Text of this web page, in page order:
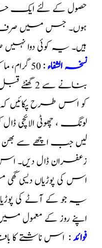
حصول کے لئے ایک
ہوں۔ جس میں
ہیں۔ یہ کوئی دوا
نسخہ الشفاء
: 50
بنانے سے
کو اس طرح پکائیں
لونگ ، چھوٹی
زعفران ڈال دیں۔ اس
اس کی پوڑیاں دیسی
یہ جو کے آٹے کی
اپنے روز کے معمول
فوائد: اس ناشتے کا